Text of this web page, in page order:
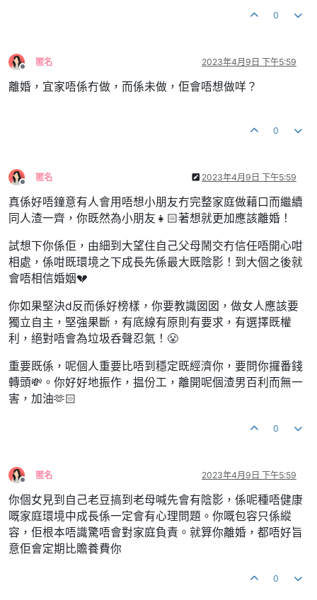
0
離線
匿名 2023年4月9日 下午5:59
離婚，宜家唔係冇做，而係未做，佢會唔想做咩？
0
離線
匿名 2023年4月9日 下午5:59
真係好唔鐘意有人會用唔想小朋友冇完整家庭做藉口而繼續
同人渣一齊，你既然為小朋友👧🏻著想就更加應該離婚！
試想下你係佢，由細到大望住自己父母鬧交冇信任唔開心咁
相處，係咁既環境之下成長先係最大既陰影！到大個之後就
會唔相信婚姻💔
你如果堅決d反而係好榜樣，你要教識囡囡，做女人應該要
獨立自主，堅強果斷，有底線有原則有要求，有選擇既權
利，絕對唔會為垃圾呑聲忍氣！😤
重要既係，呢個人重要比唔到穩定既經濟你，要問你攞番錢
轉頭💸。你好好地振作，揾份工，離開呢個渣男百利而無一
害，加油🫶🏻
0
離線
匿名 2023年4月9日 下午5:59
你個女見到自己老豆搞到老母喊先會有陰影，係呢種唔健康
嘅家庭環境中成長係一定會有心理問題。你嘅包容只係縱
容，佢根本唔識驚唔會對家庭負責。就算你離婚，都唔好旨
意佢會定期比贍養費你
0